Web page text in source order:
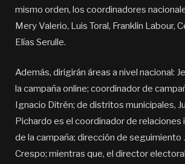
mismo orden, los coordinadores
Mery Valerio, Luis Toral, Franklin Labour,
Elías Serulle.
Además, dirigirán áreas a nivel nacional:
la campaña online; coordinador de
Ignacio Ditrén; de distritos municipales,
Pichardo es el coordinador de relaciones
de la campaña; dirección de seguimiento
Crespo; mientras que, el director